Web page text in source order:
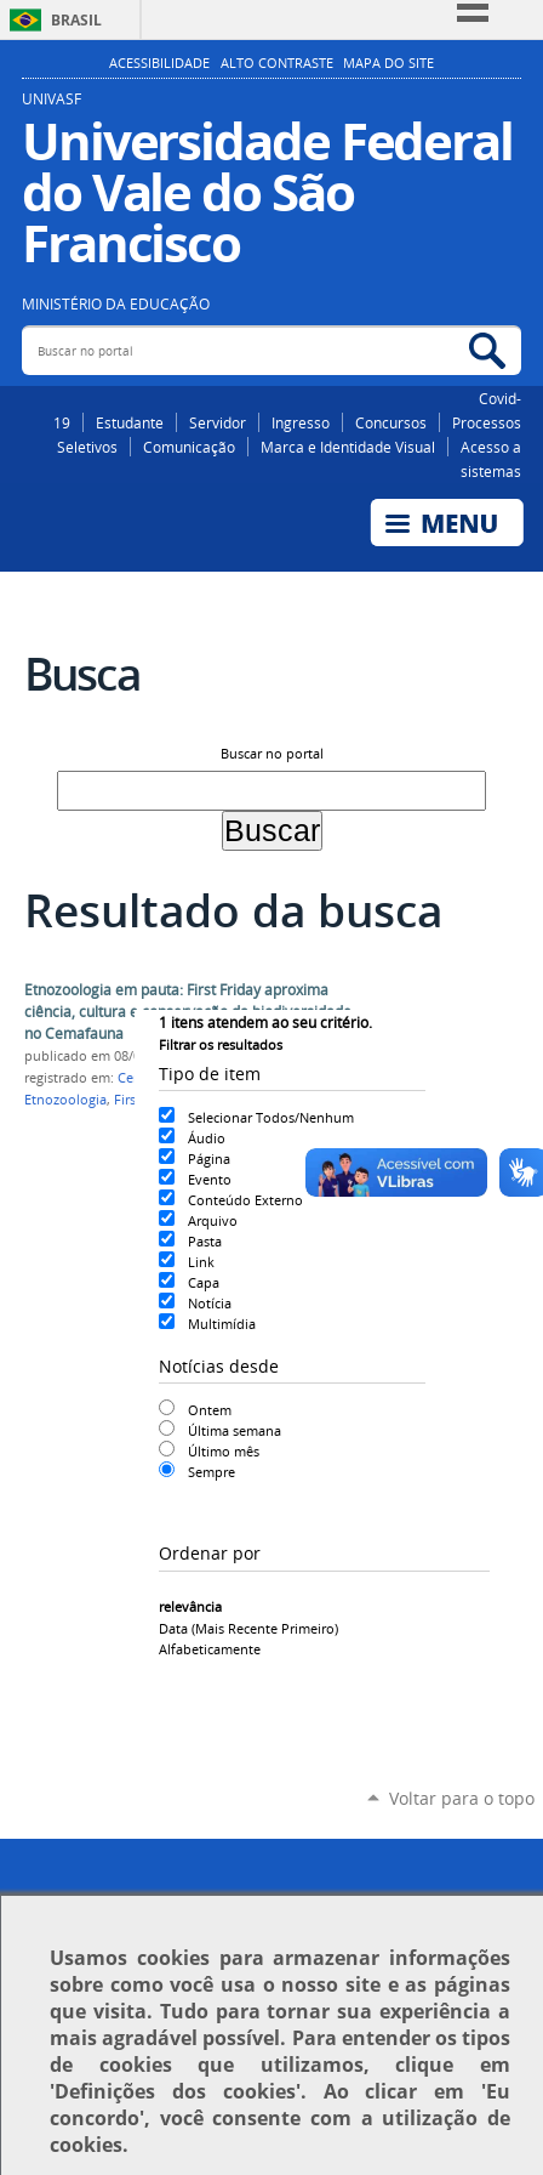
BRASIL
Simplifique!
Participe
Acesso à informação
Legislação
ACESSIBILIDADE ALTO CONTRASTE MAPA DO SITE
UNIVASF
Universidade Federal
do Vale do São
Francisco
MINISTÉRIO DA EDUCAÇÃO
Buscar no portal
Covid-
19
Estudante Servidor Ingresso Concursos
Processos
Seletivos
Comunicação Marca e Identidade Visual
Acesso a
sistemas
Busca
Buscar no portal
Resultado da busca
1 itens atendem ao seu critério.
Filtrar os resultados
Tipo de item
Selecionar Todos/Nenhum
Áudio
Página
Evento
Conteúdo Externo
Arquivo
Pasta
Link
Capa
Notícia
Multimídia
Notícias desde
Ontem
Última semana
Último mês
Sempre
Ordenar por
relevância
Data (mais Recente Primeiro)
Alfabeticamente
Etnozoologia em pauta: First Friday aproxima
ciência, cultura e conservação da biodiversidade
no Cemafauna
publicado em 08/09/2025
registrado em: Cemafauna, Museu da Fauna
Etnozoologia, First Friday
Voltar para o topo
Usamos cookiespara armazenar informações
sobre como você usa o nosso site e as páginas
que visita. Tudo para tornar sua experiência a
mais agradável possível. Para entender os tipos
de cookies que utilizamos, clique em
'Definições dos cookies'. Ao clicar em 'Eu
concordo', você consente com a utilização de
cookies.